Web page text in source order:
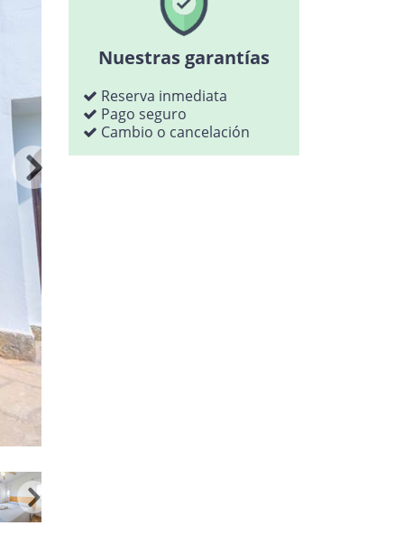
Nuestras garantías
Reserva inmediata
Pago seguro
Cambio o cancelación